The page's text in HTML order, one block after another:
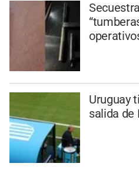
Uruguay
salida de